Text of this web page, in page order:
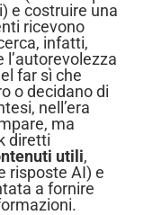
e costruire una
ricevono
infatti,
l’autorevolezza
far sì che
o decidano di
nell’era
ma
diretti
utili,
risposte AI) e
a fornire